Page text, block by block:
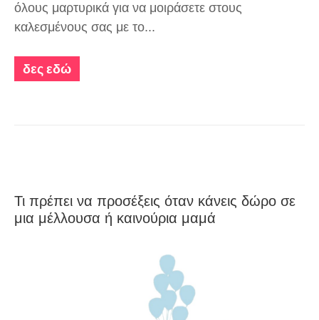
όλους μαρτυρικά για να μοιράσετε στους
καλεσμένους σας με το...
δες εδώ
Τι πρέπει να προσέξεις όταν κάνεις δώρο σε
μια μέλλουσα ή καινούρια μαμά